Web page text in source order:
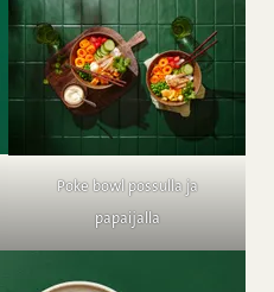
Poke bowl possulla ja
papaijalla